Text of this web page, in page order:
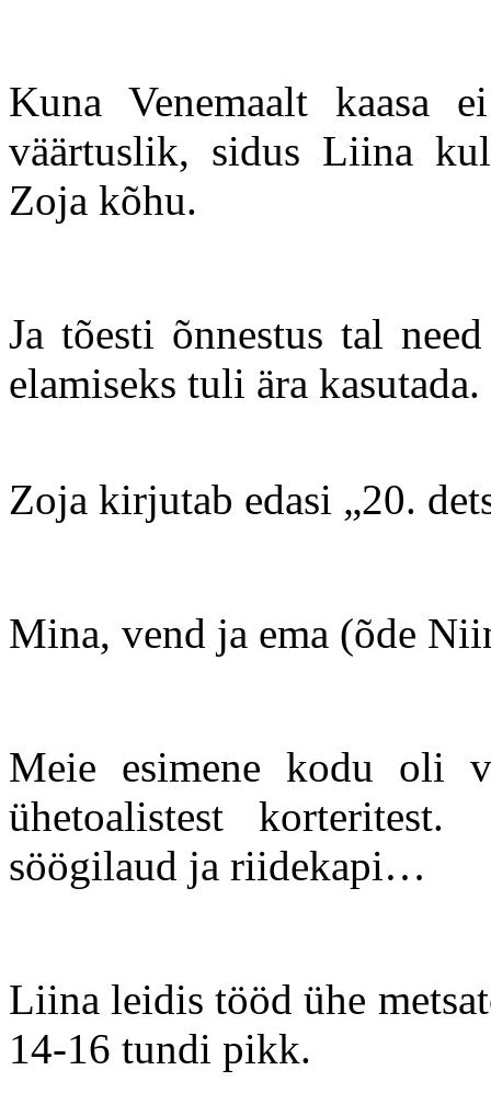
Kuna Venemaalt kaasa
väärtuslik, sidus Liina
Zoja kõhu.
Ja tõesti õnnestus tal
elamiseks tuli ära kasutada.
Zoja kirjutab edasi „20.
Mina, vend ja ema (õde
Meie esimene kodu oli
ühetoalistest
söögilaud ja riidekapi…
Liina leidis tööd ühe
14-16 tundi pikk.